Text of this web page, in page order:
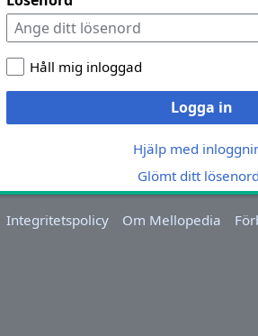
Håll mig inloggad
Logga in
Hjälp med
Glömt ditt
Integritetspolicy Om Mellopedia